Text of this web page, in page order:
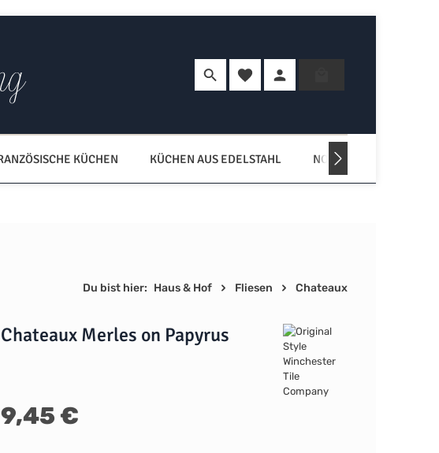
Du hast 0 Produkte auf dem Merkzettel
KÜCHEN KÜCHEN AUS EDELSTAHL NORDISCHE KÜCHEN
Du bist hier: Haus & Hof Fliesen Chateaux
Chateaux Merles on Papyrus
Regulärer Preis:
9,45 €